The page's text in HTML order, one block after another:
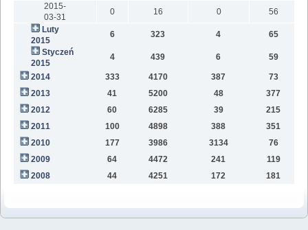
2015-
03-31
0 16 0
56
Luty
2015
6 323 4
65
Styczeń
2015
4 439 6 59
2014 333 4170 387
73
2013
41 5200 48
377
2012
60 6285 39
215
2011
100 4898 388
351
2010
177 3986 3134
76
2009
64 4472 241
119
2008
44 4251 172 181